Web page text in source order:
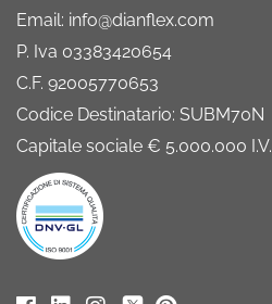
Email: info@dianflex.com
P. Iva 03383420654
C.F. 92005770653
Codice Destinatario: SUBM70N
Capitale sociale € 5.000.000 I.V.